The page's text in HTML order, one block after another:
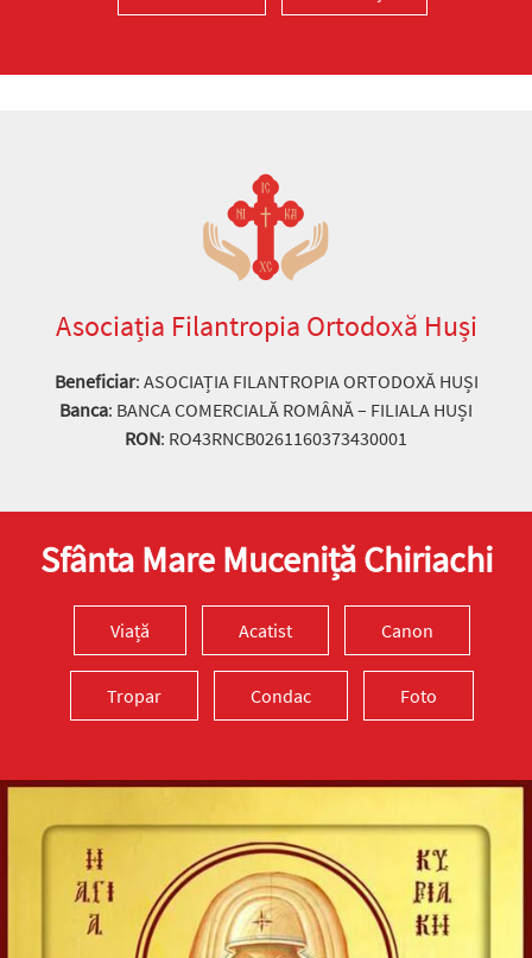
Asociația Filantropia Ortodoxă Huși
Beneficiar: ASOCIAȚIA FILANTROPIA ORTODOXĂ HUȘI
Banca: BANCA COMERCIALĂ ROMÂNĂ – FILIALA HUȘI
RON: RO43RNCB0261160373430001
Sfânta Mare Muceniță Chiriachi
Viață Acatist Canon
Tropar Condac Foto